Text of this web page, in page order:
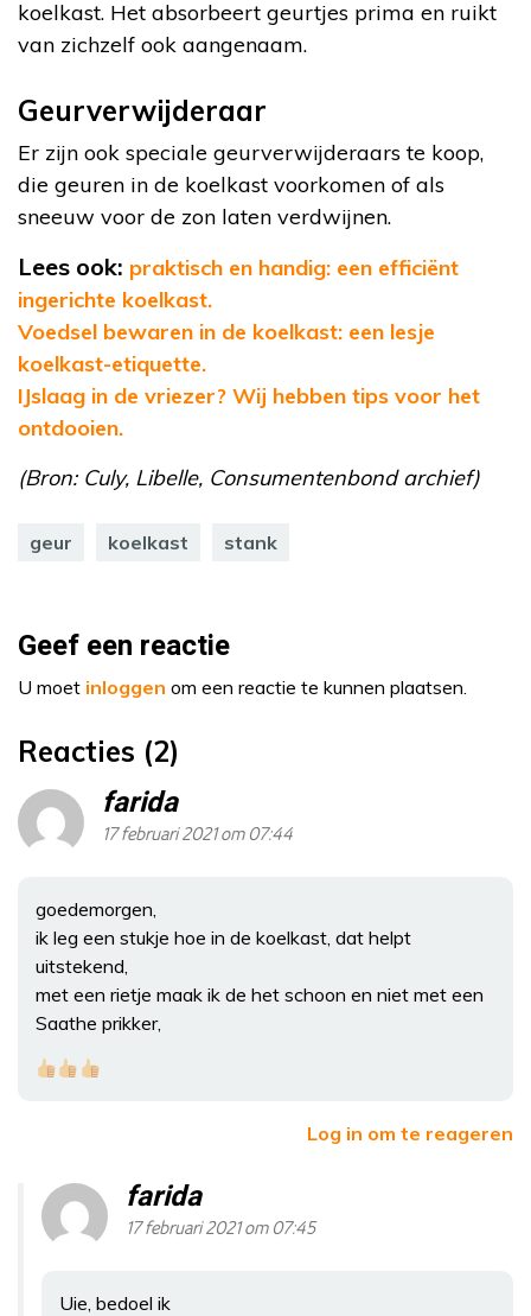
koelkast. Het absorbeert geurtjes prima en ruikt
van zichzelf ook aangenaam.
Geurverwijderaar
Er zijn ook speciale geurverwijderaars te koop,
die geuren in de koelkast voorkomen of als
sneeuw voor de zon laten verdwijnen.
Lees ook: praktisch en handig: een efficiënt
ingerichte koelkast.
Voedsel bewaren in de koelkast: een lesje
koelkast-etiquette.
IJslaag in de vriezer? Wij hebben tips voor het
ontdooien.
(Bron: Culy, Libelle, Consumentenbond archief)
geur koelkast stank
Geef een reactie
U moet inloggen om een reactie te kunnen plaatsen.
Reacties (2)
farida
17 februari 2021 om 07:44
goedemorgen,
ik leg een stukje hoe in de koelkast, dat helpt
uitstekend,
met een rietje maak ik de het schoon en niet met een
Saathe prikker,
Log in om te reageren
farida
17 februari 2021 om 07:45
Uie, bedoel ik